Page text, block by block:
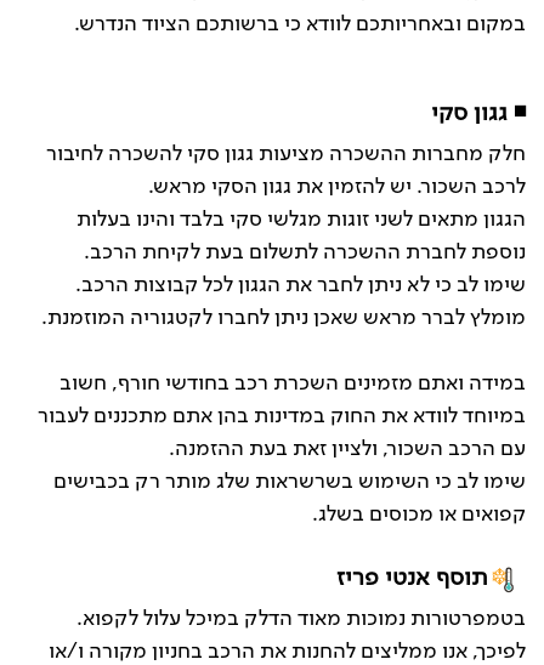
במקום ובאחריותכם לוודא כי ברשותכם הציוד הנדרש.
◾ גגון סקי
חלק מחברות ההשכרה מציעות גגון סקי להשכרה לחיבור
לרכב השכור. יש להזמין את גגון הסקי מראש.
הגגון מתאים לשני זוגות מגלשי סקי בלבד והינו בעלות
נוספת לחברת ההשכרה לתשלום בעת לקיחת הרכב.
שימו לב כי לא ניתן לחבר את הגגון לכל קבוצות הרכב.
מומלץ לברר מראש שאכן ניתן לחברו לקטגוריה המוזמנת.
במידה ואתם מזמינים השכרת רכב בחודשי חורף, חשוב
במיוחד לוודא את החוק במדינות בהן אתם מתכננים לעבור
עם הרכב השכור, ולציין זאת בעת ההזמנה.
שימו לב כי השימוש בשרשראות שלג מותר רק בכבישים
קפואים או מכוסים בשלג.
תוסף אנטי פריז
בטמפרטורות נמוכות מאוד הדלק במיכל עלול לקפוא.
לפיכך, אנו ממליצים להחנות את הרכב בחניון מקורה ו/או